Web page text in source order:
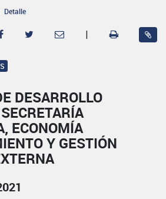
Detalle
|
DESARROLLO
ECONOMÍA
Y GESTIÓN